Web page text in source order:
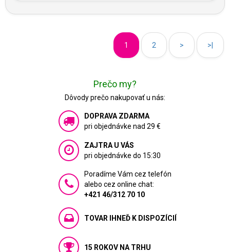
1 2 > >|
Prečo my?
Dôvody prečo nakupovať u nás:
DOPRAVA ZDARMA
pri objednávke nad 29 €
ZAJTRA U VÁS
pri objednávke do 15:30
Poradíme Vám cez telefón
alebo cez online chat:
+421 46/312 70 10
TOVAR IHNEĎ K DISPOZÍCIÍ
15 ROKOV NA TRHU